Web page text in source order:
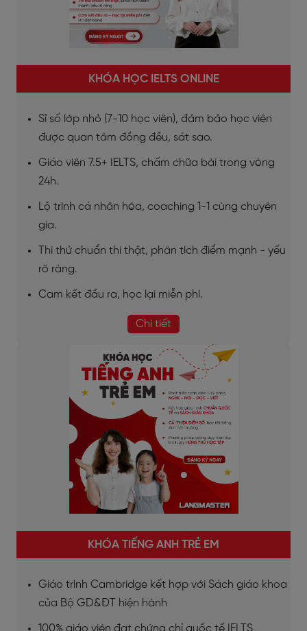
KHÓA HỌC IELTS ONLINE
Sĩ số lớp nhỏ (7-10 học viên), đảm bảo học viên
được quan tâm đồng đều, sát sao.
Giáo viên 7.5+ IELTS, chấm chữa bài trong vòng
24h.
Lộ trình cá nhân hóa, coaching 1-1 cùng chuyên
gia.
Thi thử chuẩn thi thật, phân tích điểm mạnh - yếu
rõ ràng.
Cam kết đầu ra, học lại miễn phí.
Chi tiết
KHÓA TIẾNG ANH TRẺ EM
Giáo trình Cambridge kết hợp với Sách giáo khoa
của Bộ GD&ĐT hiện hành